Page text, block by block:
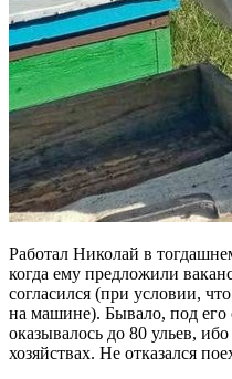
Работал Николай в
когда ему предложили
согласился (при условии,
на машине). Бывало, под его
оказывалось до 80 ульев,
хозяйствах. Не отказался